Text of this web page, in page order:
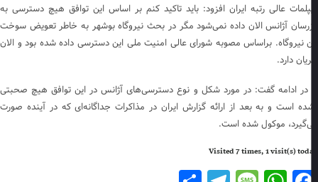
عالی رتبه ایران افزود: باید تاکید کنم بر اساس این توافق هیچ دسترسی به
آژانس الان داده نمی‌شود مگر در بحث نیروگاه بوشهر به خاطر تعویض سوخت
نیروگاه. براساس مصوبه شورای عالی امنیت ملی این دسترسی داده شده بود و الان
دارد.
در ادامه گفت: در مورد شکل و نوع دسترسی‌های آژانس در این توافق هیچ صحبتی
است و به بعد از ارائه گزارش ایران در مذاکرات جداگانه‌ای که در آینده صورت
موکول شده است.
Visited 7 times, 1 visit(s)